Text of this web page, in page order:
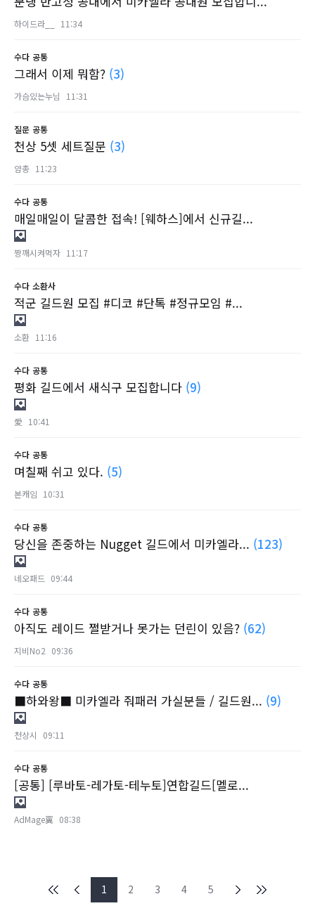
하이드라__ 11:34
수다 공통
그래서 이제 뭐함? (3)
가슴있는누님 11:31
질문 공통
천상 5셋 세트질문 (3)
얌총 11:23
수다 공통
매일매일이 달콤한 접속! [웨하스]에서 신규길...
짱깨시켜먹자 11:17
수다 소환사
적군 길드원 모집 #디코 #단톡 #정규모임 #...
소환 11:16
수다 공통
평화 길드에서 새식구 모집합니다 (9)
愛 10:41
수다 공통
며칠째 쉬고 있다. (5)
본캐임 10:31
수다 공통
당신을 존중하는 Nugget 길드에서 미카엘라... (123)
네오패드 09:44
수다 공통
아직도 레이드 쩔받거나 못가는 던린이 있음? (62)
지비No2 09:36
수다 공통
■하와왕■ 미카엘라 줘패러 가실분들 / 길드원... (9)
천상시 09:11
수다 공통
[공통] [루바토-레가토-테누토]연합길드[멜로...
AdMage翼 08:38
1 2 3 4 5